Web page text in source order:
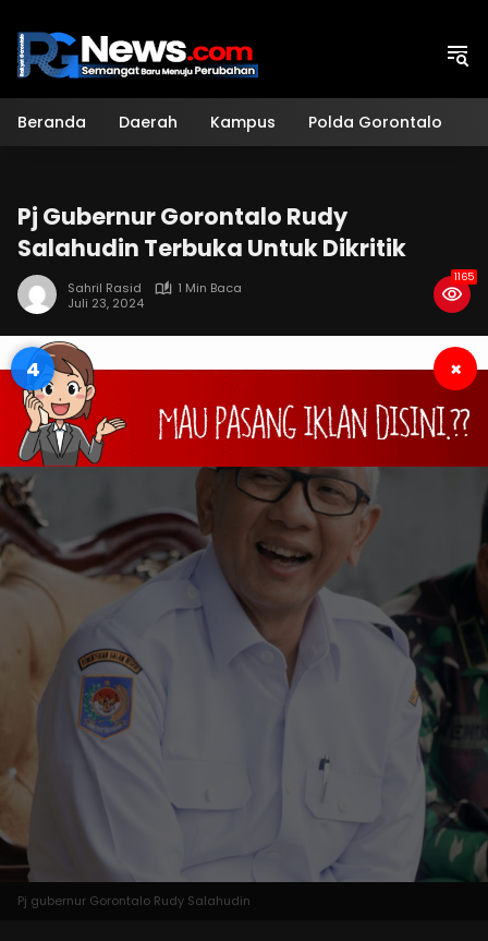
konten
Beranda Daerah Kampus Polda Gorontalo
Pj Gubernur Gorontalo Rudy
Salahudin Terbuka Untuk Dikritik
Sahril Rasid
1 Min Baca
Juli 23, 2024
1165
3 ×
Pj gubernur Gorontalo Rudy Salahudin